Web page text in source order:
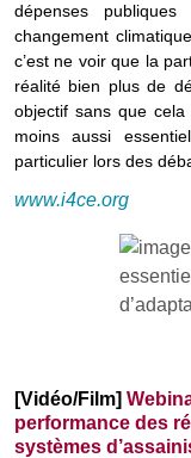
dépenses
changement
c’est ne voir que la
réalité bien plus de
objectif sans que
moins aussi
particulier lors des
www.i4ce.org
[Vidéo/Film]
performance des
systèmes